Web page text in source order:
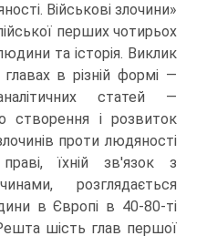
Військові злочини»
перших чотирьох
та історія. Виклик
в різній формі —
статей —
створення і розвиток
проти людяності
їхній зв'язок з
розглядається
в Європі в 40-80-ті
шість глав першої